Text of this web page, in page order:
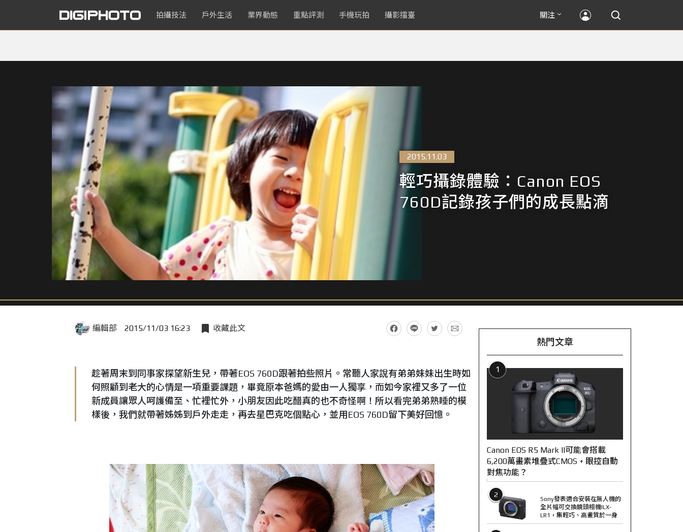
拍攝技法 戶外生活 業界動態 重點評測 手機玩拍 攝影擂臺 關注
2015.11.03
輕巧攝錄體驗：Canon EOS
760D記錄孩子們的成長點滴
編輯部 2015/11/03 16:23 收藏此文
趁著周末到同事家探望新生兒，帶著EOS 760D跟著拍些照片。常聽人家說有弟弟妹妹出生時如
何照顧到老大的心情是一項重要課題，畢竟原本爸媽的愛由一人獨享，而如今家裡又多了一位
新成員讓眾人呵護備至、忙裡忙外，小朋友因此吃醋真的也不奇怪啊！所以看完弟弟熟睡的模
樣後，我們就帶著姊姊到戶外走走，再去星巴克吃個點心，並用EOS 760D留下美好回憶。
熱門文章
1
Canon EOS R5 Mark II可能會搭載
6,200萬畫素堆疊式CMOS + 眼控自動
對焦功能？
2
Sony發表適合安裝在無人機的
全片幅可交換鏡頭相機ILX-
LR1，集輕巧、高畫質於一身